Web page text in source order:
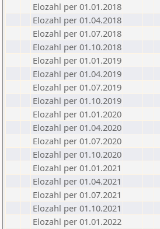
Elozahl per 01.01.2018
Elozahl per 01.04.2018
Elozahl per 01.07.2018
Elozahl per 01.10.2018
Elozahl per 01.01.2019
Elozahl per 01.04.2019
Elozahl per 01.07.2019
Elozahl per 01.10.2019
Elozahl per 01.01.2020
Elozahl per 01.04.2020
Elozahl per 01.07.2020
Elozahl per 01.10.2020
Elozahl per 01.01.2021
Elozahl per 01.04.2021
Elozahl per 01.07.2021
Elozahl per 01.10.2021
Elozahl per 01.01.2022